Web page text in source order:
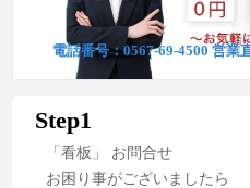
電話番号：0567-69-4500 営業
Step1
「看板」 お問合せ
お困り事がございましたら